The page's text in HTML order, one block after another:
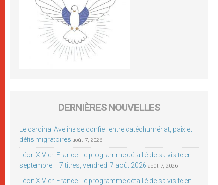
DERNIÈRES NOUVELLES
Le cardinal Aveline se confie : entre catéchuménat, paix et
défis migratoires août 7, 2026
Léon XIV en France : le programme détaillé de sa visite en
septembre – 7 titres, vendredi 7 août 2026 août 7, 2026
Léon XIV en France : le programme détaillé de sa visite en